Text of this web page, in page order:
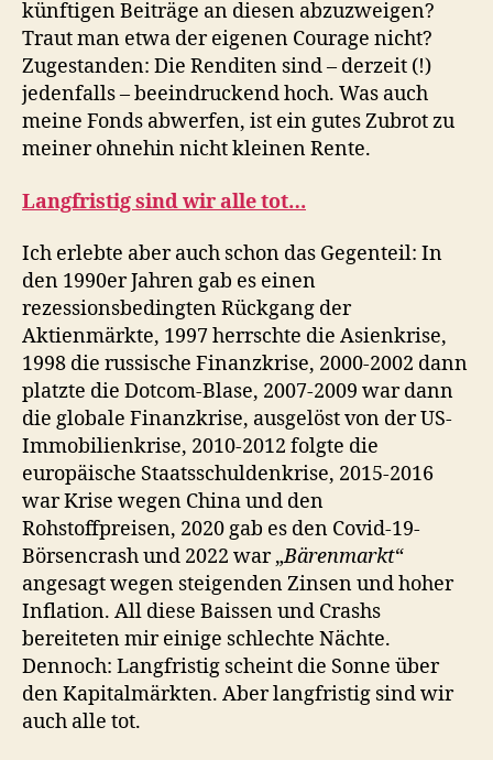
künftigen Beiträge an diesen abzuzweigen?
Traut man etwa der eigenen Courage nicht?
Zugestanden: Die Renditen sind – derzeit (!)
jedenfalls – beeindruckend hoch. Was auch
meine Fonds abwerfen, ist ein gutes Zubrot zu
meiner ohnehin nicht kleinen Rente.
Langfristig sind wir alle tot…
Ich erlebte aber auch schon das Gegenteil: In
den 1990er Jahren gab es einen
rezessionsbedingten Rückgang der
Aktienmärkte, 1997 herrschte die Asienkrise,
1998 die russische Finanzkrise, 2000-2002 dann
platzte die Dotcom-Blase, 2007-2009 war dann
die globale Finanzkrise, ausgelöst von der US-
Immobilienkrise, 2010-2012 folgte die
europäische Staatsschuldenkrise, 2015-2016
war Krise wegen China und den
Rohstoffpreisen, 2020 gab es den Covid-19-
Börsencrash und 2022 war „Bärenmarkt“
angesagt wegen steigenden Zinsen und hoher
Inflation. All diese Baissen und Crashs
bereiteten mir einige schlechte Nächte.
Dennoch: Langfristig scheint die Sonne über
den Kapitalmärkten. Aber langfristig sind wir
auch alle tot.